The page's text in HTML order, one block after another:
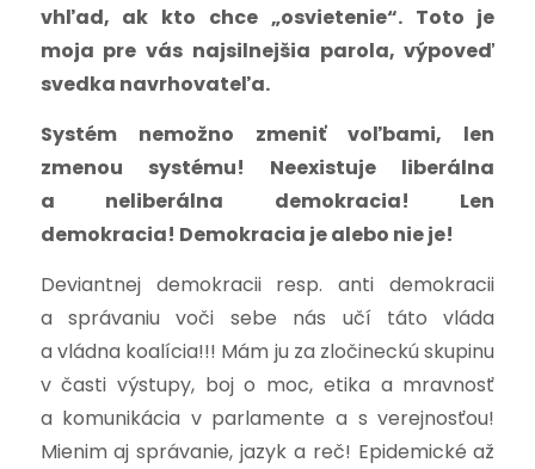
vhľad, ak kto chce „osvietenie“. Toto je
moja pre vás najsilnejšia parola, výpoveď
svedka navrhovateľa.
Systém nemožno zmeniť voľbami, len
zmenou systému! Neexistuje liberálna
a neliberálna demokracia! Len
demokracia! Demokracia je alebo nie je!
Deviantnej demokracii resp. anti demokracii
a správaniu voči sebe nás učí táto vláda
a vládna koalícia!!! Mám ju za zločineckú skupinu
v časti výstupy, boj o moc, etika a mravnosť
a komunikácia v parlamente a s verejnosťou!
Mienim aj správanie, jazyk a reč! Epidemické až